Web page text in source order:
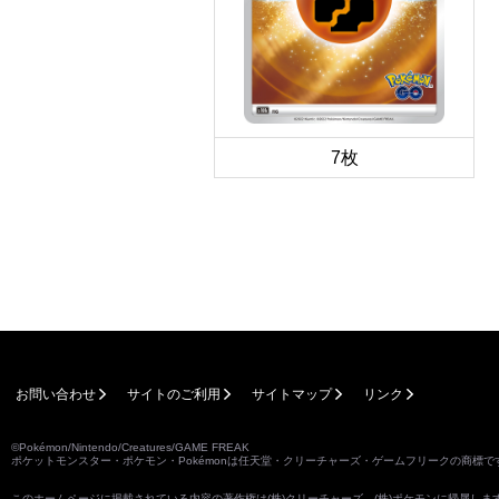
7枚
お問い合わせ サイトのご利用 サイトマップ リンク
©Pokémon/Nintendo/Creatures/GAME FREAK
ポケットモンスター・ポケモン・Pokémonは任天堂・クリーチャーズ・ゲームフリークの商標で